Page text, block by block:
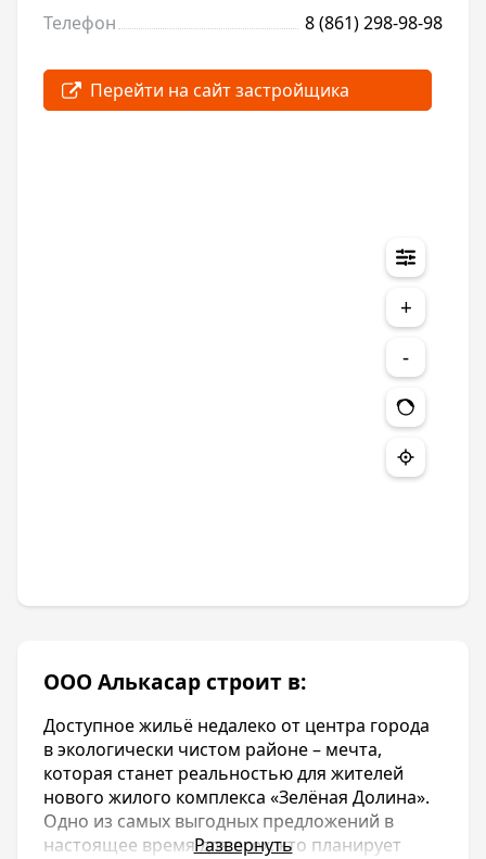
Телефон
8 (861) 298-98-98
+
-
ООО Алькасар строит в:
Доступное жильё недалеко от центра города
в экологически чистом районе – мечта,
которая станет реальностью для жителей
нового жилого комплекса «Зелёная Долина».
Одно из самых выгодных предложений в
настоящее время для всех, кто планирует
Развернуть